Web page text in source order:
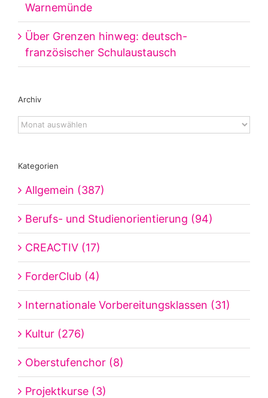
Warnemünde
Über Grenzen hinweg: deutsch-
französischer Schulaustausch
Archiv
Archiv
Kategorien
Allgemein (387)
Berufs- und Studienorientierung (94)
CREACTIV (17)
ForderClub (4)
Internationale Vorbereitungsklassen (31)
Kultur (276)
Oberstufenchor (8)
Projektkurse (3)